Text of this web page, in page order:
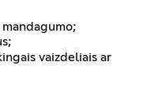
vaizdeliais ar